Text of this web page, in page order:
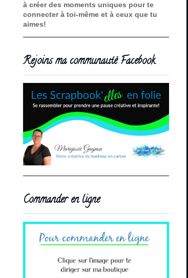
à créer des moments uniques pour te
connecter à toi-même et à ceux que tu
aimes!
Rejoins ma communauté Facebook
Commander en ligne